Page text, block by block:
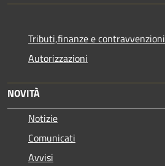
Tributi,finanze e contravvenzioni
Autorizzazioni
NOVITÀ
Notizie
Comunicati
Avvisi